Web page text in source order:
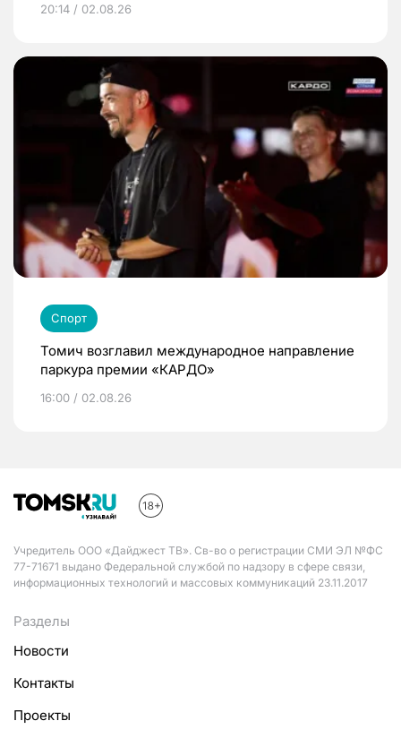
20:14 / 02.08.26
Спорт
Томич возглавил международное направление
паркура премии «КАРДО»
16:00 / 02.08.26
Учредитель ООО «Дайджест ТВ». Св-во о регистрации СМИ ЭЛ №ФС
77-71671 выдано Федеральной службой по надзору в сфере связи,
информационных технологий и массовых коммуникаций 23.11.2017
Разделы
Новости
Контакты
Проекты